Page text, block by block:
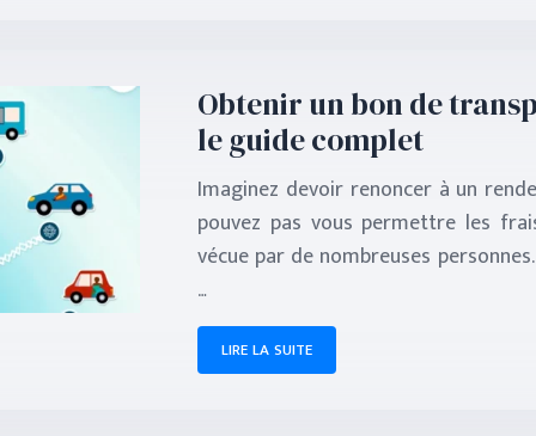
Obtenir un bon de
le guide complet
Imaginez devoir renoncer à un
pouvez pas vous permettre les
vécue par de nombreuses
…
LIRE LA SUITE